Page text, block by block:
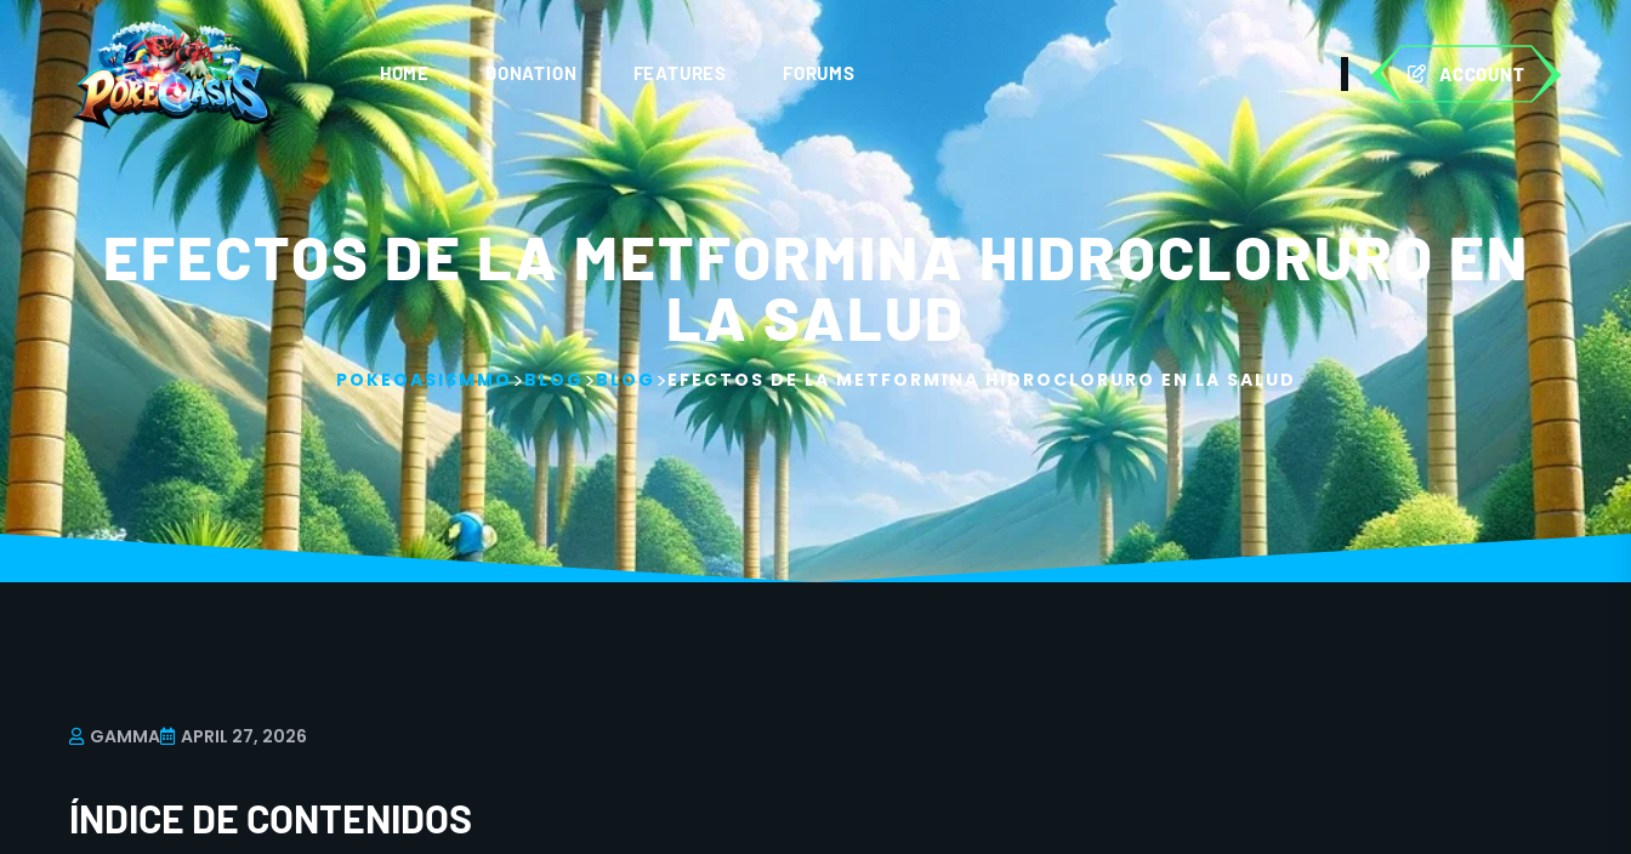
HOME DONATION FEATURES FORUMS ACCOUNT
EFECTOS DE LA METFORMINA HIDROCLORURO EN
LA SALUD
POKEOASISMMO>BLOG>BLOG >EFECTOS DE LA METFORMINA HIDROCLORURO EN LA SALUD
GAMMA APRIL 27, 2026
ÍNDICE DE CONTENIDOS